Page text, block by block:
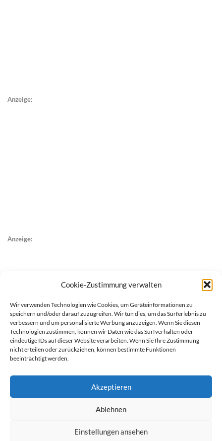
Cookie-Zustimmung verwalten
Wir verwenden Technologien wie Cookies, um Geräteinformationen zu
speichern und/oder darauf zuzugreifen. Wir tun dies, um das Surferlebnis zu
verbessern und um personalisierte Werbung anzuzeigen. Wenn Sie diesen
Technologien zustimmen, können wir Daten wie das Surfverhalten oder
eindeutige IDs auf dieser Website verarbeiten. Wenn Sie Ihre Zustimmung
nicht erteilen oder zurückziehen, können bestimmte Funktionen
beeinträchtigt werden.
Akzeptieren
Ablehnen
Einstellungen ansehen
Anzeige:
Anzeige: